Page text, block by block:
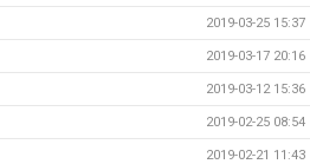
2019-03-25 15:37
2019-03-17 20:16
2019-03-12 15:36
2019-02-25 08:54
2019-02-21 11:43